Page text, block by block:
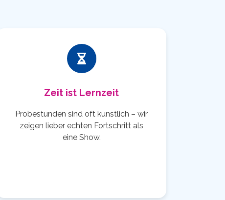
Zeit ist Lernzeit
Probestunden sind oft künstlich – wir
zeigen lieber echten Fortschritt als
eine Show.